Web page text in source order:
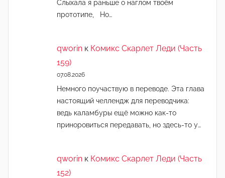
Слыхала я раньше о наглом твоём
прототипе, Но…
qworin к Комикс Скарлет Леди (Часть
159)
07.08.2026
Немного поучаствую в переводе. Эта глава
настоящий челлендж для переводчика:
ведь каламбуры ещё можно как-то
приноровиться передавать, но здесь-то у…
qworin к Комикс Скарлет Леди (Часть
152)